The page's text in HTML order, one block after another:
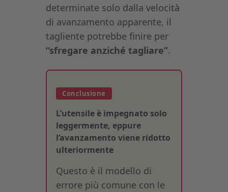
determinate solo dalla velocità
di avanzamento apparente, il
tagliente potrebbe finire per
“sfregare anziché tagliare”.
Conclusione
L’utensile è impegnato solo
leggermente, eppure
l’avanzamento viene ridotto
ulteriormente
Questo è il modello di
errore più comune con le